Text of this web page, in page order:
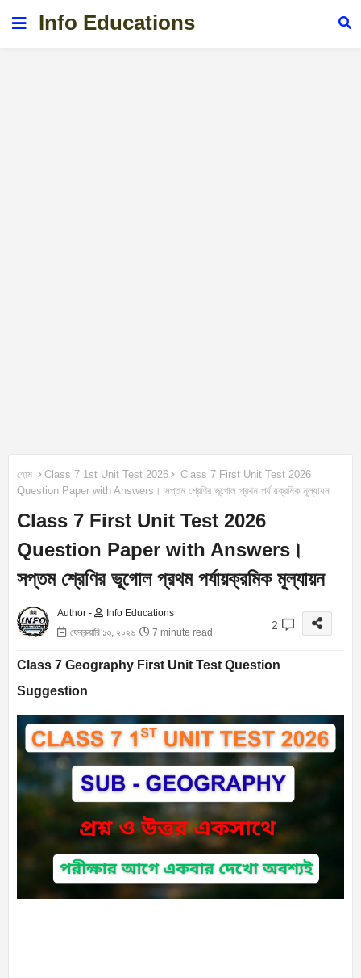
Info Educations
হোম Class 7 1st Unit Test 2026
Class 7 First Unit Test 2026
Question Paper with Answers। সপ্তম শ্রেণির ভূগোল প্রথম পর্যায়ক্রমিক মূল্যায়ন
Class 7 First Unit Test 2026
Question Paper with Answers।
সপ্তম শ্রেণির ভূগোল প্রথম পর্যায়ক্রমিক মূল্যায়ন
Author -
Info Educations
ফেব্রুয়ারি ১৩, ২০২৬
7 minute read
2
Class 7 Geography First Unit Test Question
Suggestion